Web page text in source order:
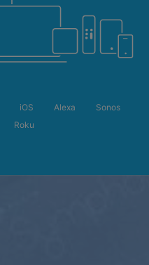
iOS Alexa
Sonos
Roku